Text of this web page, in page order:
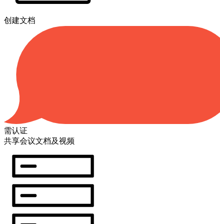
创建文档
需认证
共享会议文档及视频